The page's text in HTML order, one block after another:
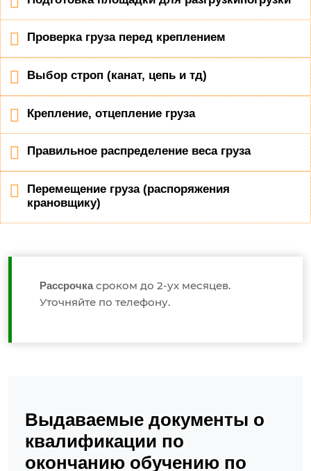
Проверка груза перед креплением
Выбор строп (канат, цепь и тд)
Крепление, отцепление груза
Правильное распределение веса груза
Перемещение груза (распоряжения
крановщику)
Рассрочка сроком до 2-ух месяцев.
Уточняйте по телефону.
Выдаваемые документы о
квалификации по
окончанию обучению по